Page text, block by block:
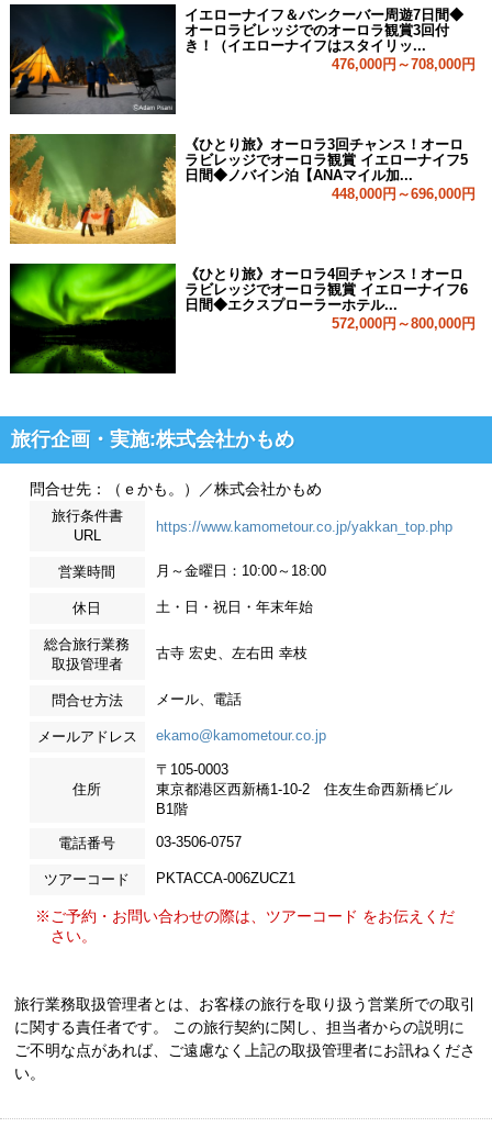
イエローナイフ＆バンクーバー周遊7日間◆
オーロラビレッジでのオーロラ観賞3回付
き！（イエローナイフはスタイリッ...
476,000円～708,000円
《ひとり旅》オーロラ3回チャンス！オーロ
ラビレッジでオーロラ観賞 イエローナイフ5
日間◆ノバイン泊【ANAマイル加...
448,000円～696,000円
《ひとり旅》オーロラ4回チャンス！オーロ
ラビレッジでオーロラ観賞 イエローナイフ6
日間◆エクスプローラーホテル...
572,000円～800,000円
旅行企画・実施:株式会社かもめ
問合せ先：（ｅかも。）／株式会社かもめ
旅行条件書
URL
https://www.kamometour.co.jp/yakkan_top.php
営業時間 月～金曜日：10:00～18:00
休日 土・日・祝日・年末年始
総合旅行業務
取扱管理者
古寺 宏史、左右田 幸枝
問合せ方法 メール、電話
メールアドレス ekamo@kamometour.co.jp
住所
〒105-0003
東京都港区西新橋1-10-2 住友生命西新橋ビル
B1階
電話番号 03-3506-0757
ツアーコード PKTACCA-006ZUCZ1
※ご予約・お問い合わせの際は、ツアーコード をお伝えくだ
さい。
旅行業務取扱管理者とは、お客様の旅行を取り扱う営業所での取引
に関する責任者です。 この旅行契約に関し、担当者からの説明に
ご不明な点があれば、ご遠慮なく上記の取扱管理者にお訊ねくださ
い。